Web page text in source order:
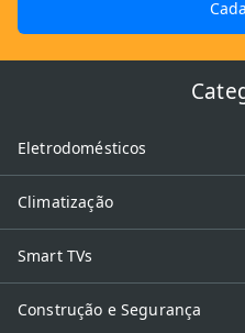
disponíveis em cores variadas,
azul, cinza e transparente.
Películas resistentes e
materiais resistentes, como
azul.
Fones de ouvido e
Eletrodomésticos
Climatização
Smart TVs
Construção e Segurança